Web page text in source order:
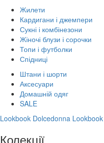
Жилети
Кардигани і джемпери
Сукні і комбінезони
Жіночі блузи і сорочки
Топи і футболки
Спідниці
Штани і шорти
Аксесуари
Домашній одяг
SALE
Lookbook Dolcedonna
Колекції